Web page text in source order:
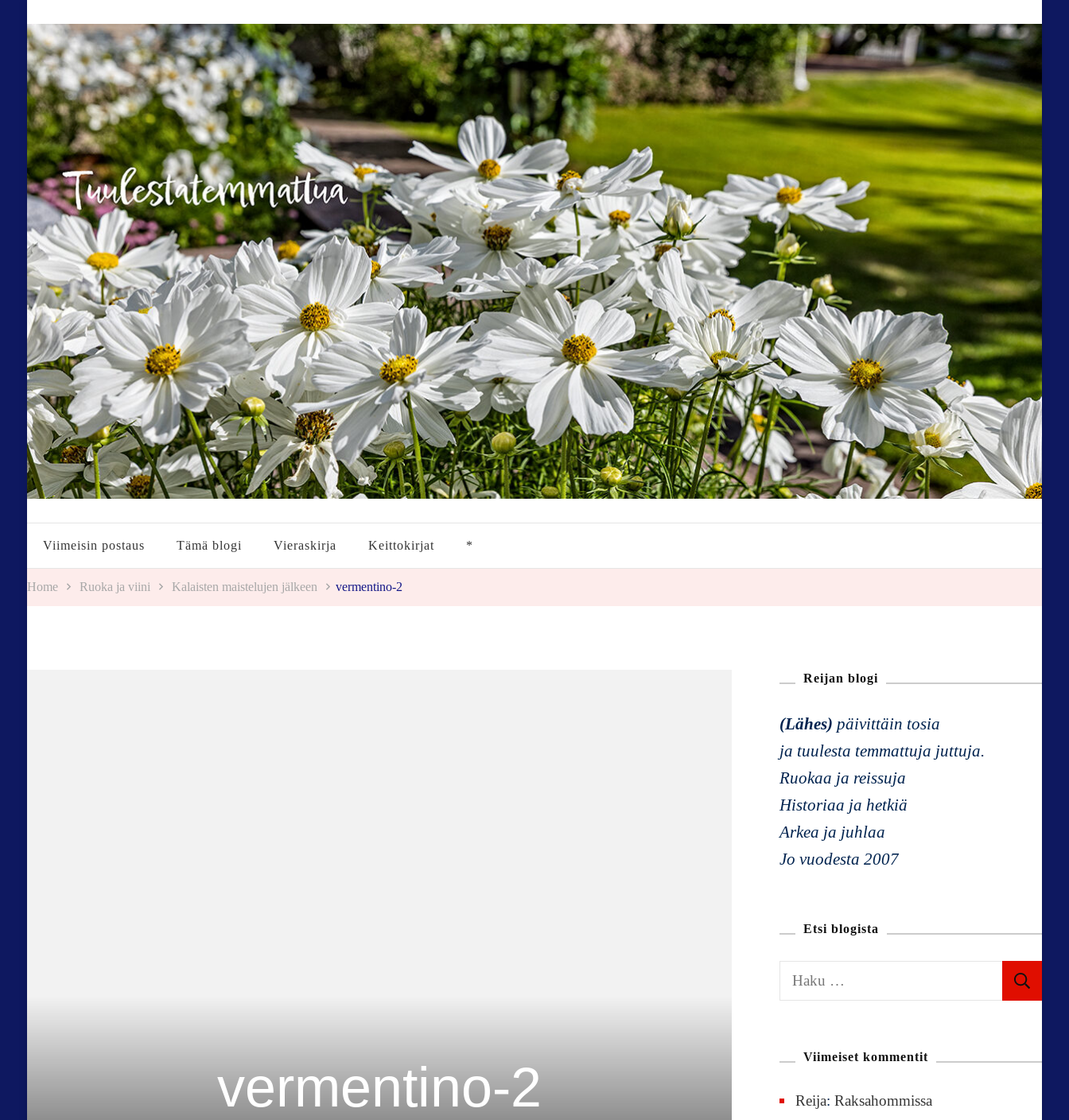
Tuulestatemmattua
Viimeisin postaus Tämä blogi Vieraskirja Keittokirjat *
Home Ruoka ja viini Kalaisten maistelujen jälkeen vermentino-2
vermentino-2
Reijan blogi
(Lähes) päivittäin tosia
ja tuulesta temmattuja juttuja.
Ruokaa ja reissuja
Historiaa ja hetkiä
Arkea ja juhlaa
Jo vuodesta 2007
Etsi blogista
a
Viimeiset kommentit
Reija:Raksahommissa